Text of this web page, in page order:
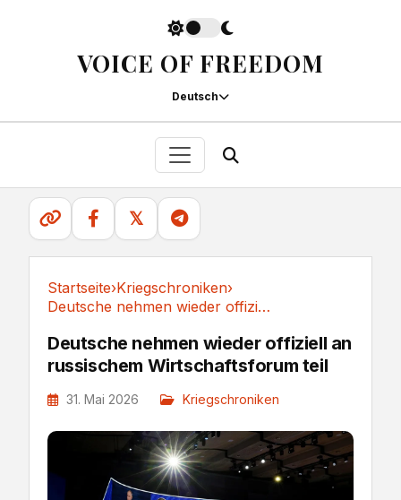
VOICE OF FREEDOM
Deutsch
𝕏
Startseite›Kriegschroniken›
Deutsche nehmen wieder offiziell an russischem...
Deutsche nehmen wieder offiziell an
russischem Wirtschaftsforum teil
31. Mai 2026 Kriegschroniken